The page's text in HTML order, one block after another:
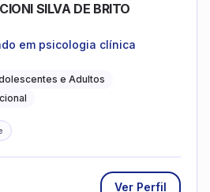
SILVA DE BRITO
em psicologia clínica
e Adultos
Ver Perfil